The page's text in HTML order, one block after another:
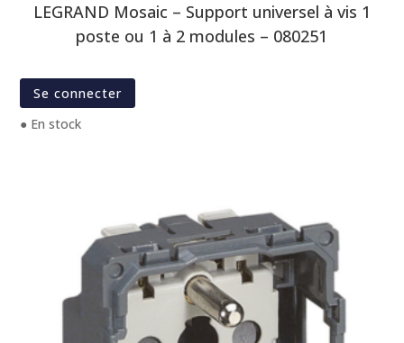
LEGRAND Mosaic – Support universel à vis 1
poste ou 1 à 2 modules – 080251
Se connecter
● En stock